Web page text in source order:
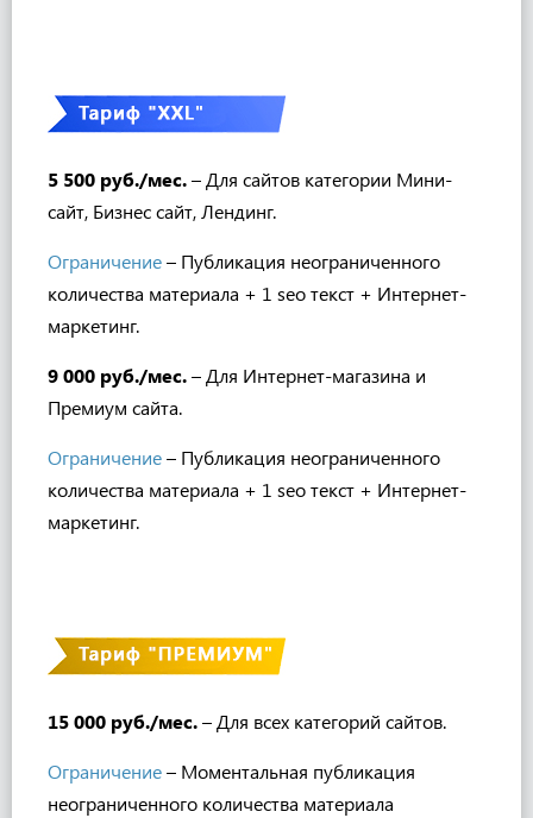
5 500 руб./мес.– Для сайтов категории Мини-
сайт, Бизнес сайт, Лендинг.
Ограничение– Публикация неограниченного
количества материала + 1 sео текст + Интернет-
маркетинг.
9 000 руб./мес.– Для Интернет-магазина и
Премиум сайта.
Ограничение– Публикация неограниченного
количества материала + 1 sео текст + Интернет-
маркетинг.
15 000 руб./мес.– Для всех категорий сайтов.
Ограничение– Моментальная публикация
неограниченного количества материала